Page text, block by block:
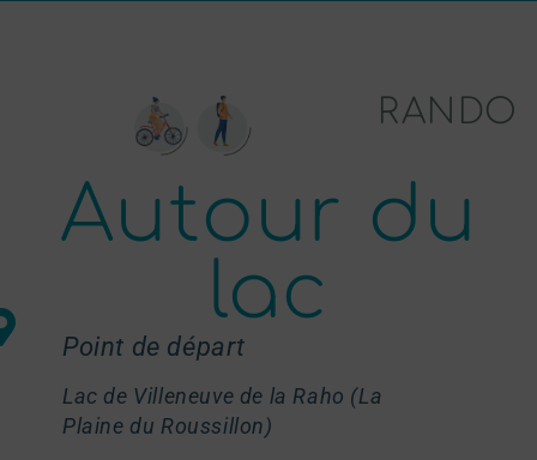
RANDO
Autour du
lac
Point de départ
Lac de Villeneuve de la Raho (La
Plaine du Roussillon)